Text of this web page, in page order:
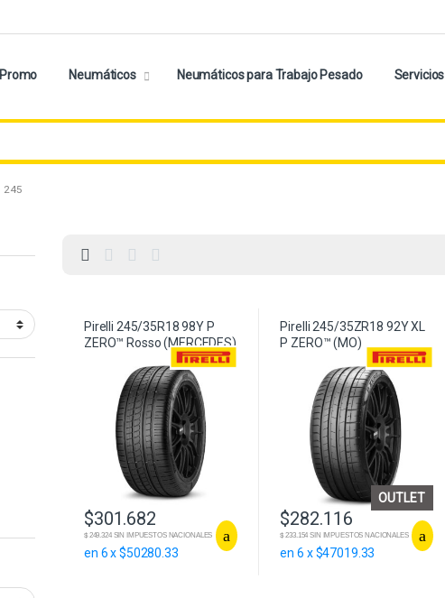
Promo Neumáticos Neumáticos para Trabajo Pesado Servicios
245
Pirelli 245/35R18 98Y P
ZERO™ Rosso (MERCEDES)
$301.682
$ 249.324 SIN IMPUESTOS NACIONALES
en 6 x $50280.33
Pirelli 245/35ZR18 92Y XL
P ZERO™ (MO)
OUTLET
$282.116
$ 233.154 SIN IMPUESTOS NACIONALES
en 6 x $47019.33